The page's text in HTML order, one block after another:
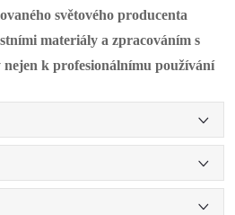
světového producenta
materiály a zpracováním s
k profesionálnímu používání